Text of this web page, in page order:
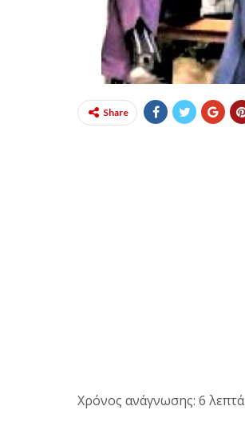
Share
Χρόνος ανάγνωσης: 6 λεπτά